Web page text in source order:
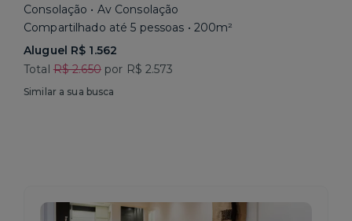
Consolação • Av Consolação
Compartilhado até 5 pessoas • 200m²
Aluguel R$ 1.562
Total R$ 2.650por R$ 2.573
Similar a sua busca